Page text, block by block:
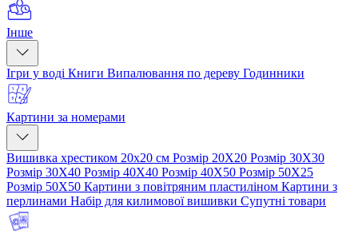
Інше
Ігри у воді Книги Випалювання по дереву Годинники
Картини за номерами
Вишивка хрестиком 20х20 см Розмір 20Х20 Розмір 30Х30
Розмір 30Х40 Розмір 40Х40 Розмір 40Х50 Розмір 50Х25
Розмір 50Х50 Картини з повітряним пластиліном Картини з
перлинами Набір для килимової вишивки Супутні товари